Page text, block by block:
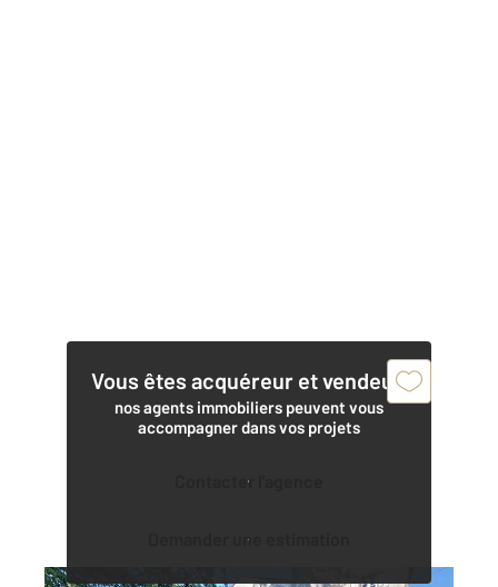
Vous êtes acquéreur et vendeur,
nos agents immobiliers peuvent vous
accompagner dans vos projets
Contacter l'agence
Demander une estimation